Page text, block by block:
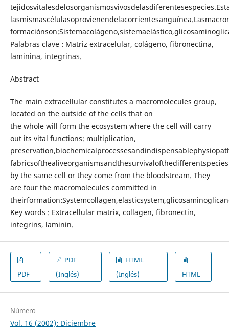
Palabras clave : Matriz extracelular, colágeno, fibronectina,
laminina, integrinas.
Abstract
The main extracellular constitutes a macromolecules group,
located on the outside of the cells that on
the whole will form the ecosystem where the cell will carry
out its vital functions: multiplication,
by the same cell or they come from the bloodstream. They
are four the macromolecules committed in
Key words : Extracellular matrix, collagen, fibronectin,
integrins, laminin.
PDF
PDF
(Inglés)
HTML
(Inglés)
HTML
Número
Vol. 16 (2002): Diciembre